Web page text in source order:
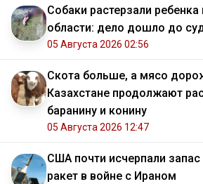
Собаки растерзали
области: дело дошло до
05 Августа 2026 02:56
Скота больше, а мясо
Казахстане продолжают
баранину и конину
05 Августа 2026 12:47
США почти исчерпали
ракет в войне с Ираном